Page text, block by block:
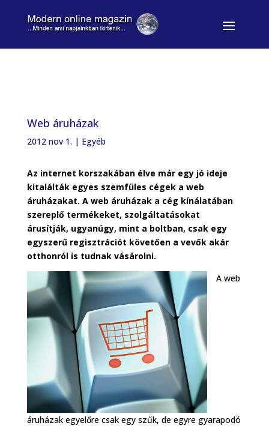
Web áruházak
2012 nov 1. | Egyéb
Az internet korszakában élve már egy jó ideje
kitalálták egyes szemfüles cégek a web
áruházakat. A web áruházak a cég kínálatában
szereplő termékeket, szolgáltatásokat
árusítják, ugyanúgy, mint a boltban, csak egy
egyszerű regisztrációt követően a vevők akár
otthonról is tudnak vásárolni.
A web
áruházak egyelőre csak egy szűk, de egyre gyarapodó